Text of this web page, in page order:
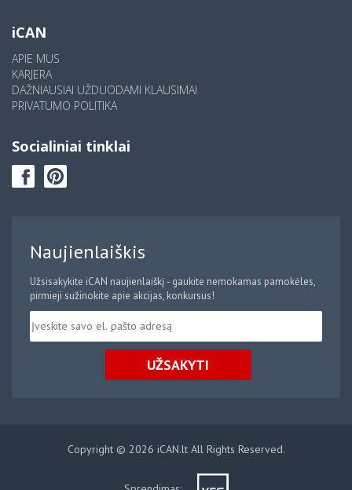
iCAN
APIE MUS
KARJERA
DAŽNIAUSIAI UŽDUODAMI KLAUSIMAI
PRIVATUMO POLITIKA
Socialiniai tinklai
Naujienlaiškis
Užsisakykite iCAN naujienlaiškį - gaukite nemokamas pamokėles,
pirmieji sužinokite apie akcijas, konkursus!
UŽSAKYTI
Copyright © 2026 iCAN.lt All Rights Reserved.